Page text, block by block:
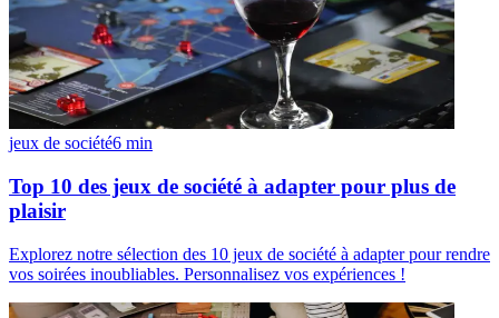
jeux de société6 min
Top 10 des jeux de société à adapter pour plus de
plaisir
Explorez notre sélection des 10 jeux de société à adapter pour rendre
vos soirées inoubliables. Personnalisez vos expériences !